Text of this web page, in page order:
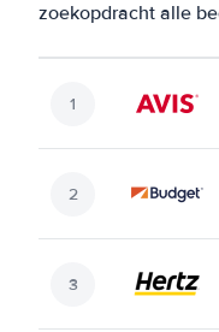
zoekopdracht alle